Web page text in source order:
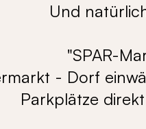
Und
"SPAR-
- Dorf
Parkplätze